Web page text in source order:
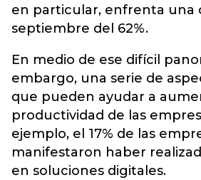
en particular, enfrenta una
septiembre del 62%.
En medio de ese difícil
embargo, una serie de
que pueden ayudar a
productividad de las
ejemplo, el 17% de las
manifestaron haber
en soluciones digitales.